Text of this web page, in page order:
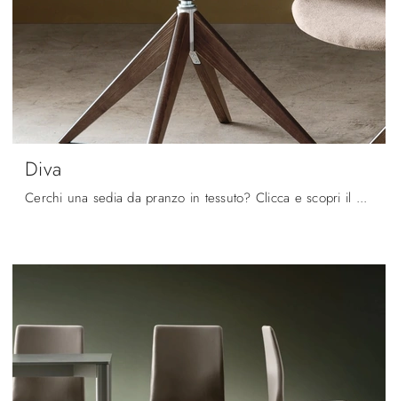
Diva
Cerchi una sedia da pranzo in tessuto? Clicca e scopri il modello Diva di Maronese per ultimare i tuoi interni al meglio.